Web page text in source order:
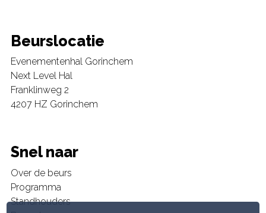
Beurslocatie
Evenementenhal Gorinchem
Next Level Hal
Franklinweg 2
4207 HZ Gorinchem
Snel naar
Over de beurs
Programma
Standhouders